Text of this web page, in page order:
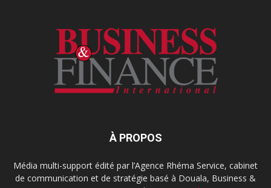
À PROPOS
Média multi-support édité par l’Agence Rhéma Service, cabinet
de communication et de stratégie basé à Douala, Business &